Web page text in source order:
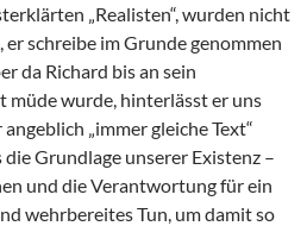
„Realisten“, wurden nicht
er schreibe im Grunde genommen
da Richard bis an sein
müde wurde, hinterlässt er uns
„immer gleiche Text“
Grundlage unserer Existenz –
und die Verantwortung für ein
wehrbereites Tun, um damit so